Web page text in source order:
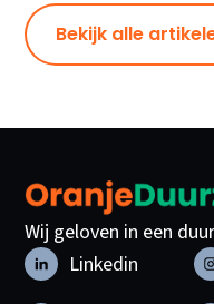
Bekijk alle
Wij geloven in een
Linkedin